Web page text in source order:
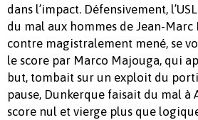
dans l’impact. Défensivement,
du mal aux hommes de Jean-Marc
contre magistralement mené, se
le score par Marco Majouga, qui
but, tombait sur un exploit du
pause, Dunkerque faisait du mal à
score nul et vierge plus que